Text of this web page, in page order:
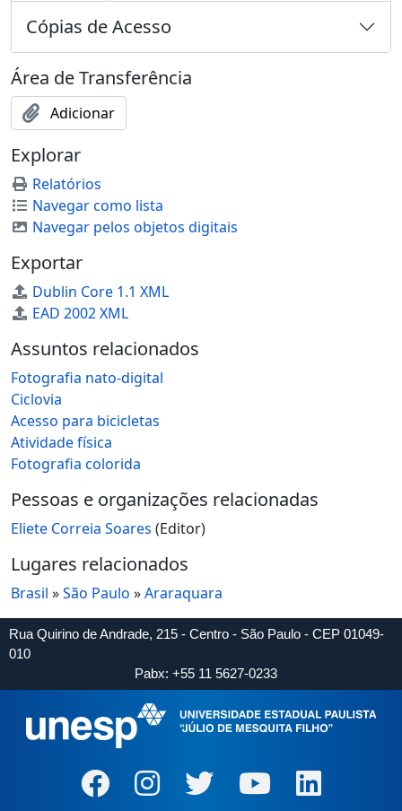
Cópias de Acesso
Área de Transferência
Adicionar
Explorar
Relatórios
Navegar como lista
Navegar pelos objetos digitais
Exportar
Dublin Core 1.1 XML
EAD 2002 XML
Assuntos relacionados
Fotografia nato-digital
Ciclovia
Acesso para bicicletas
Atividade física
Fotografia colorida
Pessoas e organizações relacionadas
Eliete Correia Soares (Editor)
Lugares relacionados
Brasil »São Paulo »Araraquara
Rua Quirino de Andrade, 215 - Centro - São Paulo - CEP 01049-
010
Pabx: +55 11 5627-0233